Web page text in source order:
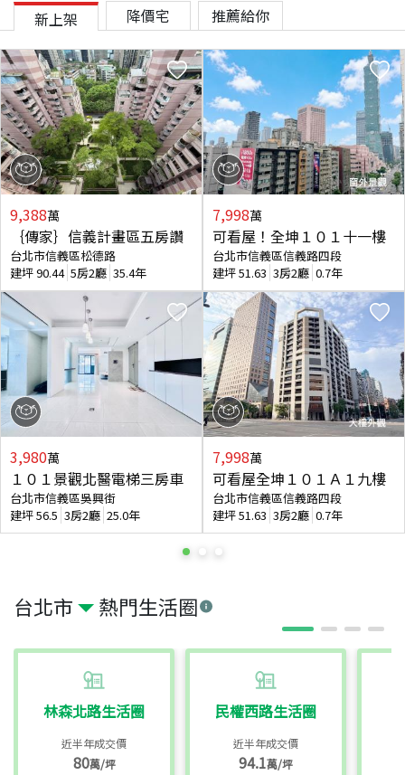
台北市 熱門生活圈
林森北路生活圈
近半年成交價
80萬/坪
民權西路生活圈
近半年成交價
94.1萬/坪
新上架 降價宅 推薦給你
9,388萬
｛傳家｝信義計畫區五房讚
台北市信義區松德路
建坪90.44 5房2廳 35.4年
3,980萬
１０１景觀北醫電梯三房車
台北市信義區吳興街
建坪56.5 3房2廳 25.0年
7,998萬
可看屋！全坤１０１十一樓
台北市信義區信義路四段
建坪51.63 3房2廳 0.7年
7,998萬
可看屋全坤１０１Ａ１九樓
台北市信義區信義路四段
建坪51.63 3房2廳 0.7年